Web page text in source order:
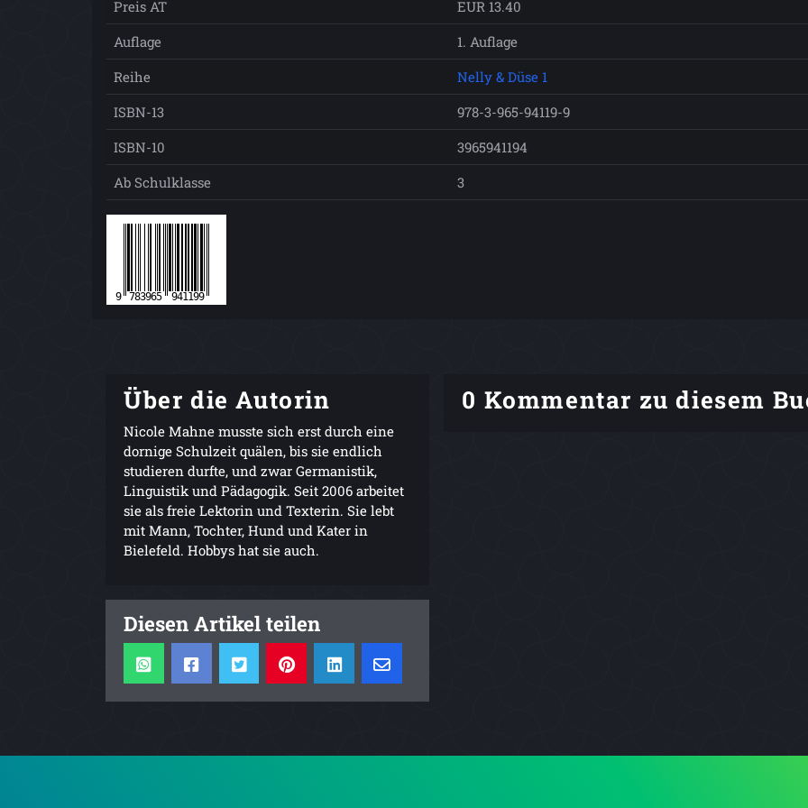
Preis AT
EUR 13.40
Auflage
1. Auflage
Reihe
Nelly & Düse 1
ISBN-13
978-3-965-94119-9
ISBN-10
3965941194
Ab Schulklasse
3
Über die Autorin
Nicole Mahne musste sich erst durch eine
dornige Schulzeit quälen, bis sie endlich
studieren durfte, und zwar Germanistik,
Linguistik und Pädagogik. Seit 2006 arbeitet
sie als freie Lektorin und Texterin. Sie lebt
mit Mann, Tochter, Hund und Kater in
Bielefeld. Hobbys hat sie auch.
Diesen Artikel teilen
0 Kommentar zu diesem